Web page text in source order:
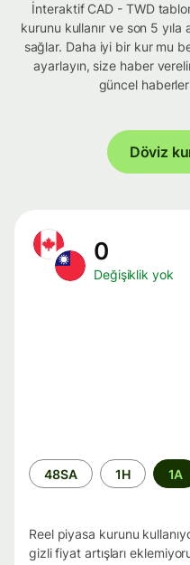
İnteraktif CAD - TWD
kurunu kullanır ve son 5
sağlar. Daha iyi bir kur mu
ayarlayın, size haber
güncel
Döviz
0
Değişiklik yok
Zaman
aralığı
48SA 1H 1A
Reel piyasa kurunu
gizli fiyat artışları